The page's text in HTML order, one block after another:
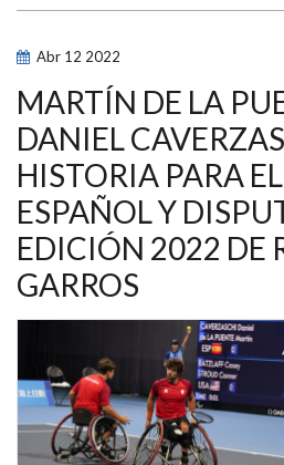
SUBCAMPEONA
MUNDO
POR
EQUIPOS
DE
TENIS
EN
SILLA
DE
RUEDAS
Abr 12 2022
MARTÍN DE LA
DANIEL
HISTORIA PARA
ESPAÑOL Y
EDICIÓN 2022 DE
GARROS